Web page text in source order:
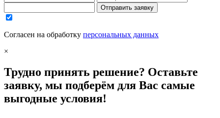
Отправить заявку
Согласен на обработку персональных данных
×
Трудно принять решение? Оставьте
заявку, мы подберём для Вас самые
выгодные условия!